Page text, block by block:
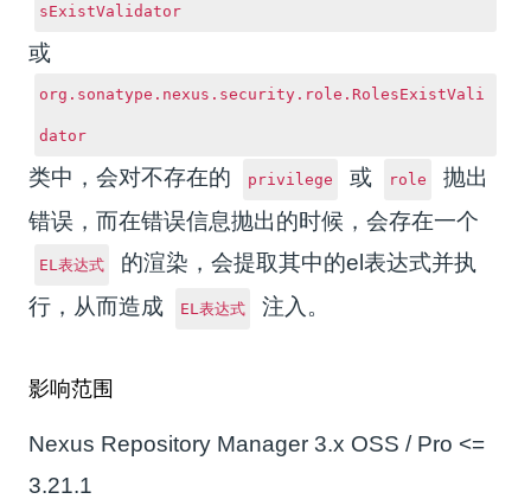
sExistValidator
或
org.sonatype.nexus.security.role.RolesExistVali
dator
类中，会对不存在的 privilege 或 role
抛出
错误，而在错误信息抛出的时候，会存在一个
EL表达式
的渲染，会提取其中的el表达式并执
行，从而造成
EL表达式 注入。
影响范围
Nexus Repository Manager 3.x OSS / Pro <=
3.21.1